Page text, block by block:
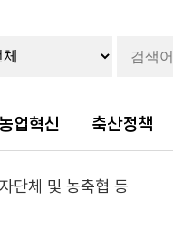
업혁신 축산정책
단체 및 농축협 등